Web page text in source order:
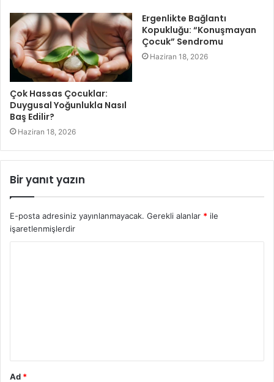
Çok Hassas Çocuklar:
Duygusal Yoğunlukla Nasıl
Baş Edilir?
Haziran 18, 2026
Ergenlikte Bağlantı
Kopukluğu: “Konuşmayan
Çocuk” Sendromu
Haziran 18, 2026
Bir yanıt yazın
E-posta adresiniz yayınlanmayacak. Gerekli alanlar * ile
işaretlenmişlerdir
Ad *